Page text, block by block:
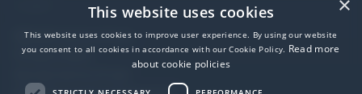
Website terms of use
Privacy notice
This website uses cookies
This website uses cookies to improve user experience. By using our website
you consent to all cookies in accordance with our Cookie Policy. Read more
about cookie policies